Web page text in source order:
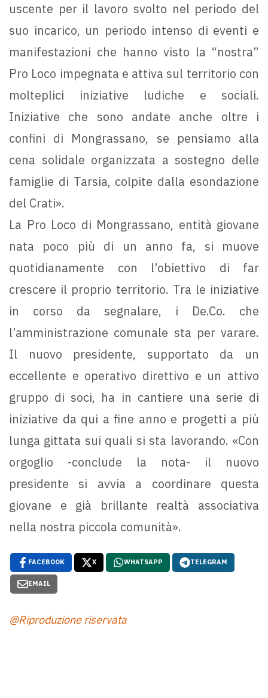
uscente per il lavoro svolto nel periodo del
suo incarico, un periodo intenso di eventi e
manifestazioni che hanno visto la “nostra”
Pro Loco impegnata e attiva sul territorio con
molteplici iniziative ludiche e sociali.
Iniziative che sono andate anche oltre i
confini di Mongrassano, se pensiamo alla
cena solidale organizzata a sostegno delle
famiglie di Tarsia, colpite dalla esondazione
del Crati».
La Pro Loco di Mongrassano, entità giovane
nata poco più di un anno fa, si muove
quotidianamente con l’obiettivo di far
crescere il proprio territorio. Tra le iniziative
in corso da segnalare, i De.Co. che
l’amministrazione comunale sta per varare.
Il nuovo presidente, supportato da un
eccellente e operativo direttivo e un attivo
gruppo di soci, ha in cantiere una serie di
iniziative da qui a fine anno e progetti a più
lunga gittata sui quali si sta lavorando. «Con
orgoglio -conclude la nota- il nuovo
presidente si avvia a coordinare questa
giovane e già brillante realtà associativa
nella nostra piccola comunità».
FACEBOOK X WHATSAPP TELEGRAM
EMAIL
@Riproduzione riservata